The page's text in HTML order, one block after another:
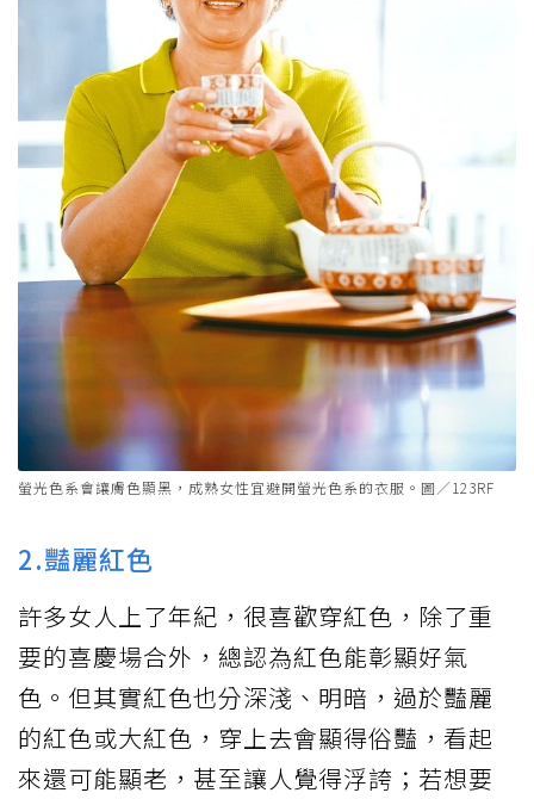
螢光色系會讓膚色顯黑，成熟女性宜避開螢光色系的衣服。圖／123RF
2.豔麗紅色
許多女人上了年紀，很喜歡穿紅色，除了重
要的喜慶場合外，總認為紅色能彰顯好氣
色。但其實紅色也分深淺、明暗，過於豔麗
的紅色或大紅色，穿上去會顯得俗豔，看起
來還可能顯老，甚至讓人覺得浮誇；若想要